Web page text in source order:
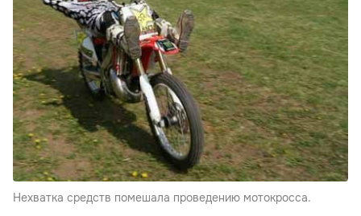
Нехватка средств помешала проведению мотокросса.